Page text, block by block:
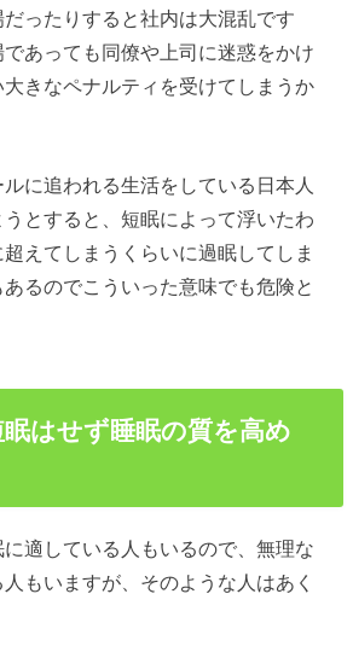
ったりすると社内は大混乱です
あっても同僚や上司に迷惑をかけ
きなペナルティを受けてしまうか
に追われる生活をしている日本人
とすると、短眠によって浮いたわ
えてしまうくらいに過眠してしま
るのでこういった意味でも危険と
はせず睡眠の質を高め
適している人もいるので、無理な
もいますが、そのような人はあく